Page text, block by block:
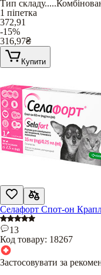
Тип складу.....
1 піпетка
372,91
-15%
316,97₴
Купити
Селафорт Спот-он
13
Код товару: 18267
Застосовувати за